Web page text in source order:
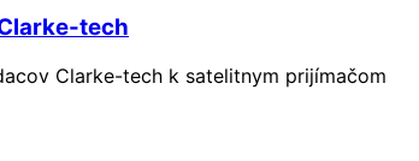
tech
Clarke-tech k satelitnym prijímačom